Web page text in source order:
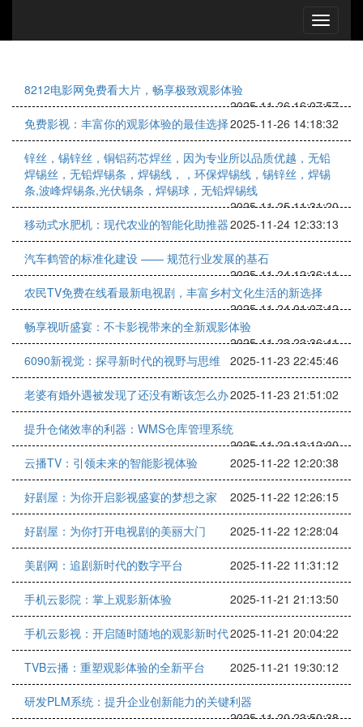
8212电影网免费看大片，畅享极致观影体验
2025-11-26 16:07:57
免费影视：丰富你的观影体验的最佳选择2025-11-26 14:18:32
锌丝，锡锌丝，铜铝药芯焊丝，因为专业所以品质优越，​无铅
焊锡丝，无铅焊锡条，焊锡线，，环保焊锡线，锡锌丝，焊锡
条,波峰焊锡条,光伏锡条，焊锡球，无铅焊锡线
2025-11-25 11:31:20
移动式水肥机：现代农业的智能化助推器2025-11-24 12:33:13
汽车鹤管的标准化建设 —— 规范行业发展的基石
2025-11-24 12:36:11
农民TV免费在线看最新电视剧，丰富乡村文化生活的新选择
2025-11-24 01:07:42
畅享视听盛宴：不卡影视带来的全新观影体验
2025-11-23 23:36:41
6090新视觉：探寻新时代的视野与思维 2025-11-23 22:45:46
老婆有婚外遇被发现了还没有断该怎么办2025-11-23 21:51:02
提升仓储效率的利器：WMS仓库管理系统
2025-11-22 13:12:00
云播TV：引领未来的智能影视体验
2025-11-22 12:20:38
好剧屋：为你开启影视盛宴的梦想之家 2025-11-22 12:26:15
好剧屋：为你打开电视剧的美丽大门 2025-11-22 12:28:04
美剧网：追剧新时代的数字平台 2025-11-22 11:31:12
手机云影院：掌上观影新体验 2025-11-21 21:13:50
手机云影视：开启随时随地的观影新时代2025-11-21 20:04:22
TVB云播：重塑观影体验的全新平台 2025-11-21 19:30:12
研发PLM系统：提升企业创新能力的关键利器
2025-11-20 23:50:38